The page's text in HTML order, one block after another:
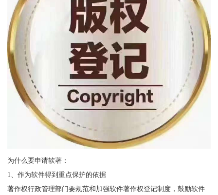
为什么要申请软著：
1、作为软件得到重点保护的依据
著作权行政管理部门要规范和加强软件著作权登记制度，鼓励软件